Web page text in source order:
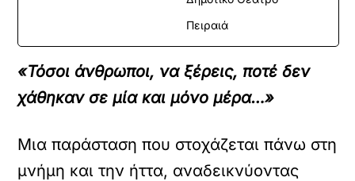
Πειραιά
«Τόσοι άνθρωποι, να ξέρεις, ποτέ δεν
χάθηκαν σε μία και μόνο μέρα…»
Μια παράσταση που στοχάζεται πάνω στη
μνήμη και την ήττα, αναδεικνύοντας